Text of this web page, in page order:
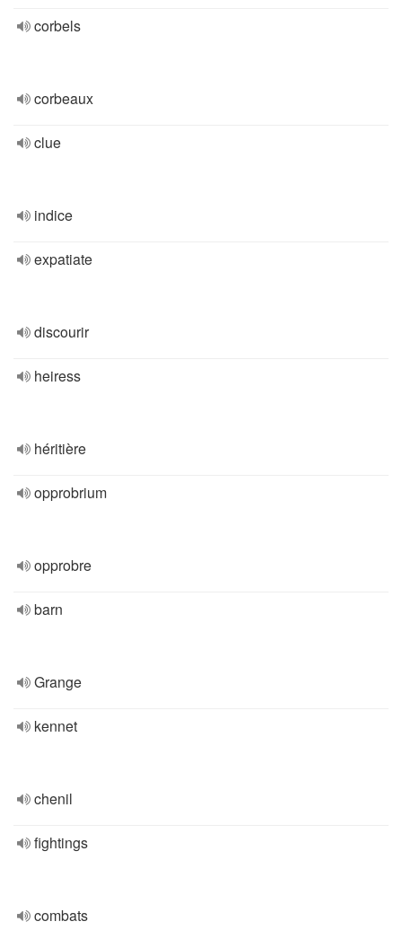
corbels
corbeaux
clue
indice
expatiate
discourir
heiress
héritière
opprobrium
opprobre
barn
Grange
kennet
chenil
fightings
combats